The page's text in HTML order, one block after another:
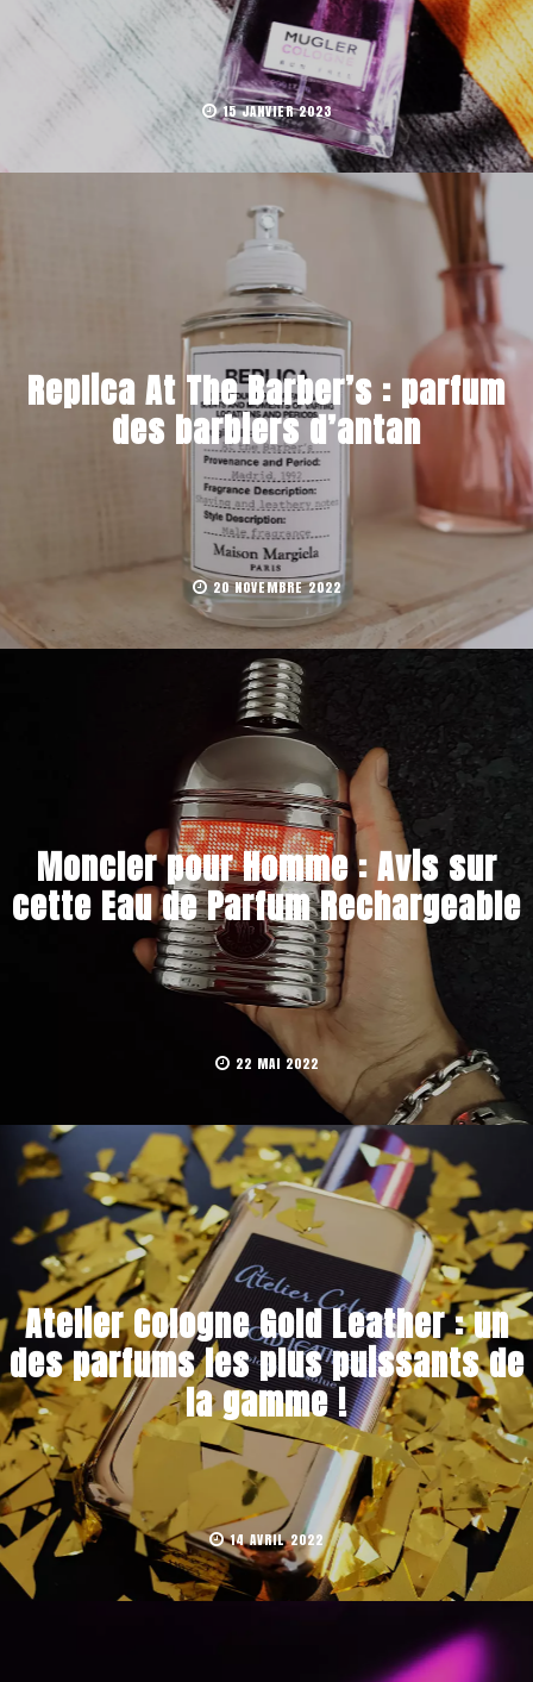
15 JANVIER 2023
Replica At The Barber’s : parfum
des barbiers d’antan
20 NOVEMBRE 2022
Moncler pour Homme : Avis sur
cette Eau de Parfum Rechargeable
22 MAI 2022
Atelier Cologne Gold Leather : un
des parfums les plus puissants de
la gamme !
14 AVRIL 2022